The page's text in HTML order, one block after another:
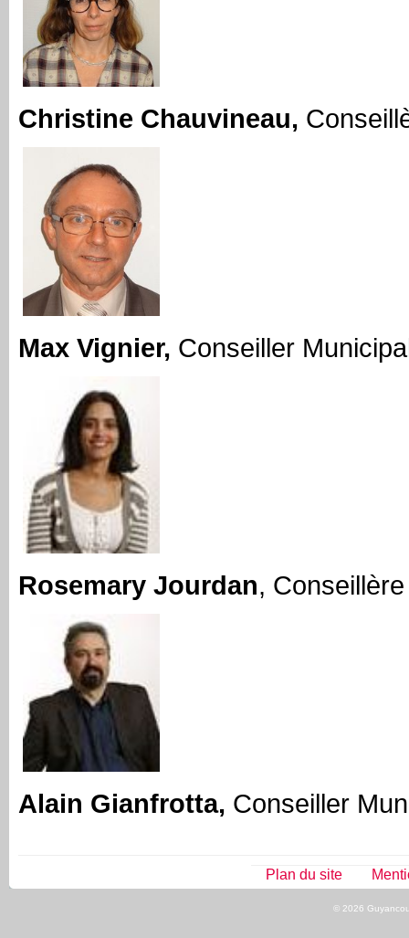
Christine Chauvineau,
Max Vignier, Conseiller
Rosemary Jourdan,
Alain Gianfrotta, Conseiller
Plan du site
© 2026